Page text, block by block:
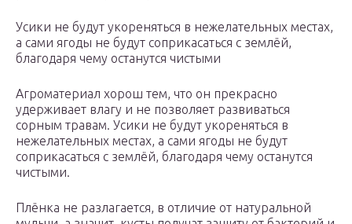
Усики не будут укореняться в нежелательных местах,
а сами ягоды не будут соприкасаться с землёй,
благодаря чему останутся чистыми
Агроматериал хорош тем, что он прекрасно
удерживает влагу и не позволяет развиваться
сорным травам. Усики не будут укореняться в
нежелательных местах, а сами ягоды не будут
соприкасаться с землёй, благодаря чему останутся
чистыми.
Плёнка не разлагается, в отличие от натуральной